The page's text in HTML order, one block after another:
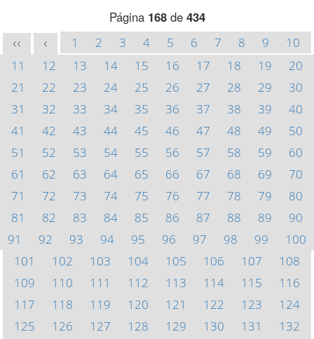
Página 168de 434
<< < 1 2 3 4 5 6 7 8 9
10
11
12 13 14 15 16 17 18 19
20
21
22 23 24 25 26 27 28 29
30
31
32 33 34 35 36 37 38 39
40
41
42 43 44 45 46 47 48 49
50
51
52 53 54 55 56 57 58 59
60
61
62 63 64 65 66 67 68 69
70
71
72 73 74 75 76 77 78 79
80
81
82 83 84 85 86 87 88 89
90
91
92 93 94 95 96 97 98 99
100
101
102 103 104 105 106 107
108
109
110 111 112 113 114 115
116
117
118 119 120 121 122 123
124
125
126 127 128 129 130 131
132